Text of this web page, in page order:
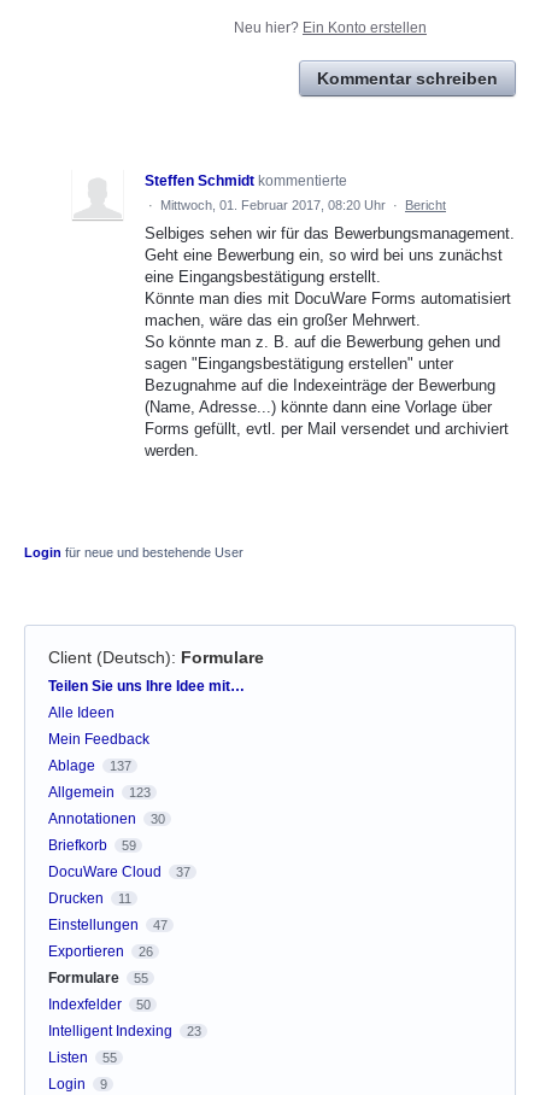
Neu hier? Ein Konto erstellen
Kommentar schreiben
Steffen Schmidt kommentierte
· Mittwoch, 01. Februar 2017, 08:20 Uhr · Bericht
Selbiges sehen wir für das Bewerbungsmanagement.
Geht eine Bewerbung ein, so wird bei uns zunächst
eine Eingangsbestätigung erstellt.
Könnte man dies mit DocuWare Forms automatisiert
machen, wäre das ein großer Mehrwert.
So könnte man z. B. auf die Bewerbung gehen und
sagen "Eingangsbestätigung erstellen" unter
Bezugnahme auf die Indexeinträge der Bewerbung
(Name, Adresse...) könnte dann eine Vorlage über
Forms gefüllt, evtl. per Mail versendet und archiviert
werden.
Login für neue und bestehende User
Client (Deutsch): Formulare
Kategorien
Teilen Sie uns Ihre Idee mit…
Alle Ideen
Mein Feedback
Ablage
137
Allgemein 123
Annotationen 30
Briefkorb 59
DocuWare Cloud 37
Drucken 11
Einstellungen 47
Exportieren 26
Formulare 55
Indexfelder 50
Intelligent Indexing 23
Listen 55
Login 9